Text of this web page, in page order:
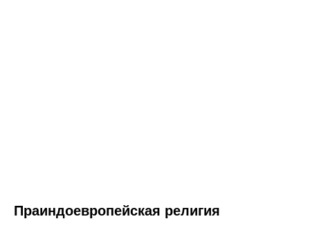
Праиндоевропейская религия